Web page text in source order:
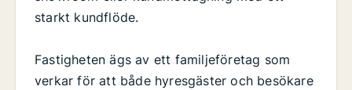
starkt kundflöde.
Fastigheten ägs av ett familjeföretag som
verkar för att både hyresgäster och besökare